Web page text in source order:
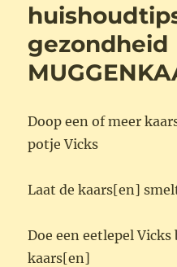
gezondheid
Doop een of meer
potje Vicks
Laat de kaars[en]
Doe een eetlepel
kaars[en]